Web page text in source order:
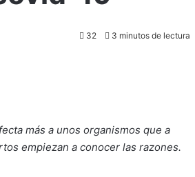
32 3 minutos de lectura
más a unos organismos que a
empiezan a conocer las razones.